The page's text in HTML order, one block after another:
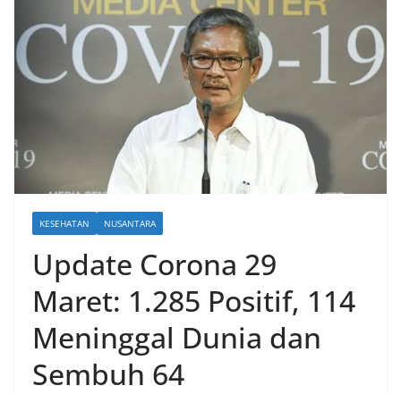
KESEHATAN NUSANTARA
Update Corona 29
Maret: 1.285 Positif, 114
Meninggal Dunia dan
Sembuh 64